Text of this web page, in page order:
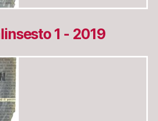
1 - 2019